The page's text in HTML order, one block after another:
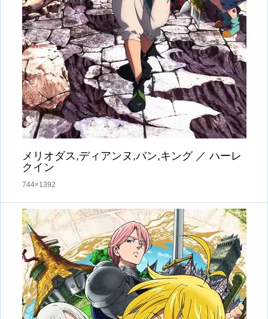
メリオダス,ディアンヌ,バン,キング ／ ハーレ
クイン
744×1392